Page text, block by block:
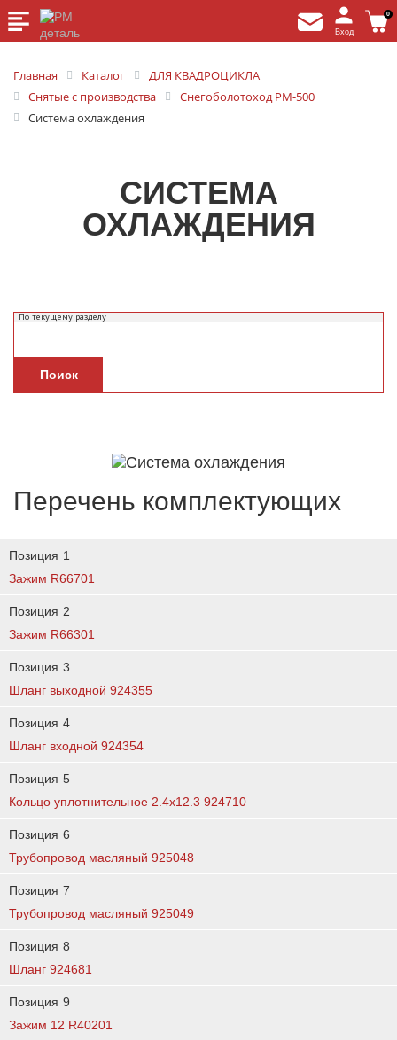
Вход
0
Главная Каталог
ДЛЯ КВАДРОЦИКЛА
Снятые с производства
Снегоболотоход РМ-500
Система охлаждения
СИСТЕМА
ОХЛАЖДЕНИЯ
Поиск
Перечень комплектующих
Позиция 1
Зажим R66701
Позиция 2
Зажим R66301
Позиция 3
Шланг выходной 924355
Позиция 4
Шланг входной 924354
Позиция 5
Кольцо уплотнительное 2.4х12.3 924710
Позиция 6
Трубопровод масляный 925048
Позиция 7
Трубопровод масляный 925049
Позиция 8
Шланг 924681
Позиция 9
Зажим 12 R40201